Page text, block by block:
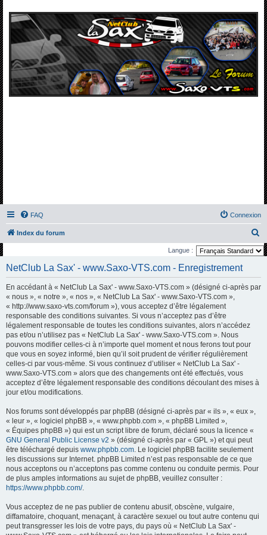
FAQ Connexion
Index du forum
e
Langue :
NetClub La Sax' - www.Saxo-VTS.com - Enregistrement
En accédant à « NetClub La Sax' - www.Saxo-VTS.com » (désigné ci-après par
« nous », « notre », « nos », « NetClub La Sax' - www.Saxo-VTS.com »,
« http://www.saxo-vts.com/forum »), vous acceptez d’être légalement
responsable des conditions suivantes. Si vous n’acceptez pas d’être
légalement responsable de toutes les conditions suivantes, alors n’accédez
pas et/ou n’utilisez pas « NetClub La Sax' - www.Saxo-VTS.com ». Nous
pouvons modifier celles-ci à n’importe quel moment et nous ferons tout pour
que vous en soyez informé, bien qu’il soit prudent de vérifier régulièrement
celles-ci par vous-même. Si vous continuez d’utiliser « NetClub La Sax' -
www.Saxo-VTS.com » alors que des changements ont été effectués, vous
acceptez d’être légalement responsable des conditions découlant des mises à
jour et/ou modifications.
Nos forums sont développés par phpBB (désigné ci-après par « ils », « eux »,
« leur », « logiciel phpBB », « www.phpbb.com », « phpBB Limited »,
« Équipes phpBB ») qui est un script libre de forum, déclaré sous la licence «
GNU General Public License v2 » (désigné ci-après par « GPL ») et qui peut
être téléchargé depuis www.phpbb.com. Le logiciel phpBB facilite seulement
les discussions sur Internet. phpBB Limited n’est pas responsable de ce que
nous acceptons ou n’acceptons pas comme contenu ou conduite permis. Pour
de plus amples informations au sujet de phpBB, veuillez consulter :
https://www.phpbb.com/.
Vous acceptez de ne pas publier de contenu abusif, obscène, vulgaire,
diffamatoire, choquant, menaçant, à caractère sexuel ou tout autre contenu qui
peut transgresser les lois de votre pays, du pays où « NetClub La Sax' -